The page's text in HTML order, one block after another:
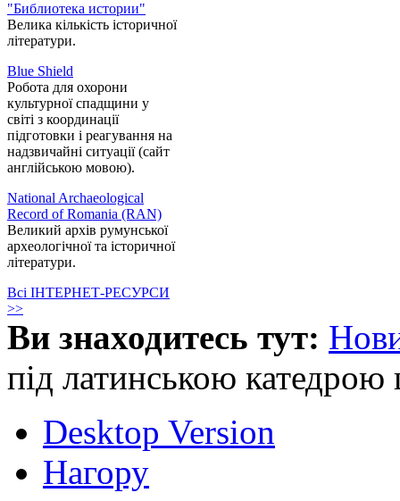
"Библиотека истории"
Велика кількість історичної
літератури.
Blue Shield
Робота для охорони
культурної спадщини у
світі з координації
підготовки і реагування на
надзвичайні ситуації (сайт
англійською мовою).
National Archaeological
Record of Romania (RAN)
Великий архів румунської
археологічної та історичної
літератури.
Всі ІНТЕРНЕТ-РЕСУРСИ
>>
Ви знаходитесь тут:
під латинською катедрою
Desktop Version
Нагору